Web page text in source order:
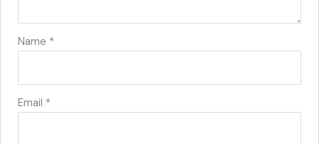
Name *
Email *